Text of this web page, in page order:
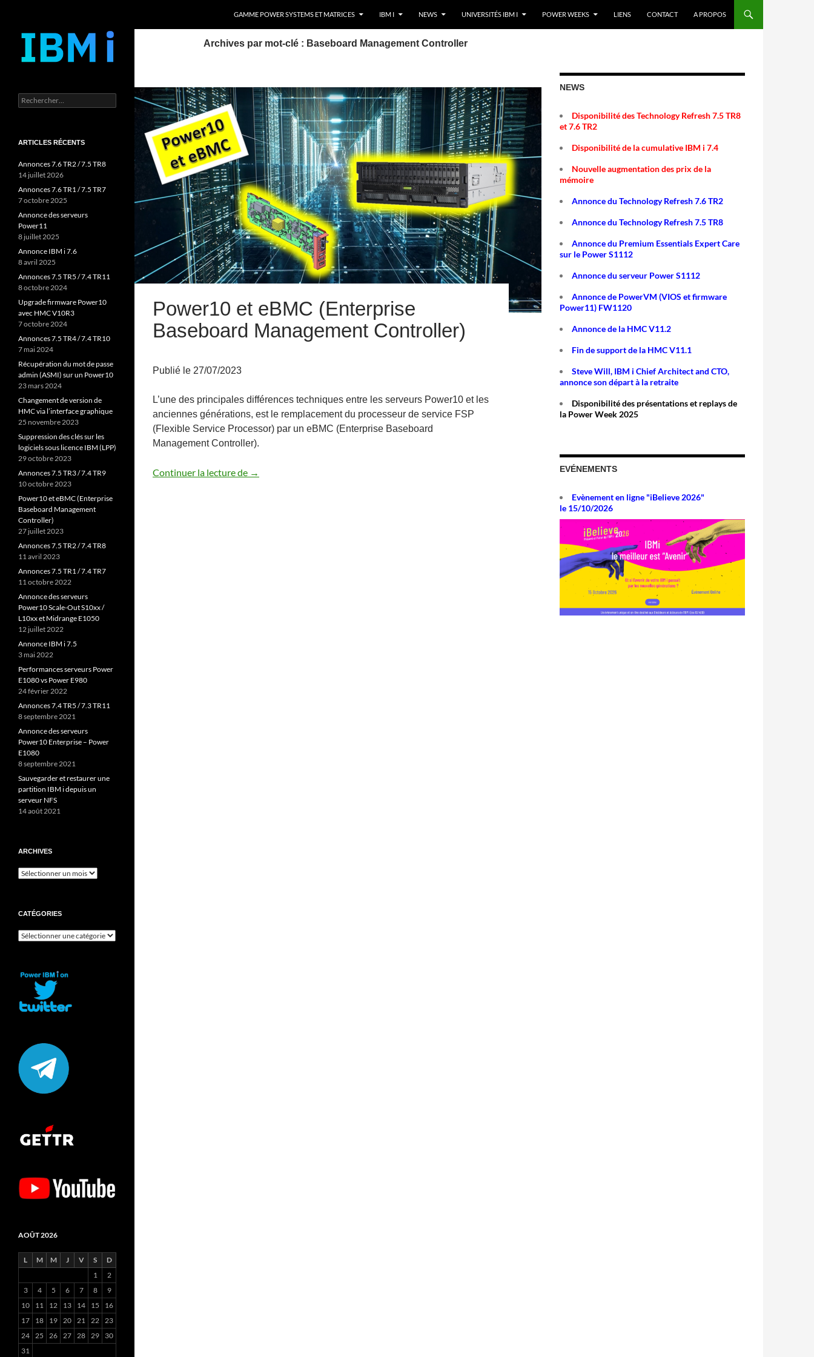
contenu
GAMME POWER SYSTEMS ET MATRICES IBM I NEWS UNIVERSITÉS IBM I POWER WEEKS LIENS CONTACT A PROPOS
Archives par mot-clé : Baseboard Management Controller
Power10 et eBMC (Enterprise
Baseboard Management Controller)
Publié le 27/07/2023
L’une des principales différences techniques entre les serveurs Power10 et les
anciennes générations, est le remplacement du processeur de service FSP
(Flexible Service Processor) par un eBMC (Enterprise Baseboard
Management Controller).
Continuer la lecture de Power10 et eBMC (Enterprise Baseboard Management Controller)
→
NEWS
Disponibilité des Technology Refresh 7.5 TR8
et 7.6 TR2
Disponibilité de la cumulative IBM i 7.4
Nouvelle augmentation des prix de la
mémoire
Annonce du Technology Refresh 7.6 TR2
Annonce du Technology Refresh 7.5 TR8
Annonce du Premium Essentials Expert Care
sur le Power S1112
Annonce du serveur Power S1112
Annonce de PowerVM (VIOS et firmware
Power11) FW1120
Annonce de la HMC V11.2
Fin de support de la HMC V11.1
Steve Will, IBM i Chief Architect and CTO,
annonce son départ à la retraite
Disponibilité des présentations et replays de
la Power Week 2025
EVÉNEMENTS
Evènement en ligne "iBelieve 2026"
le 15/10/2026
Rechercher :
ARTICLES RÉCENTS
Annonces 7.6 TR2 / 7.5 TR8
14 juillet 2026
Annonces 7.6 TR1 / 7.5 TR7
7 octobre 2025
Annonce des serveurs
Power11
8 juillet 2025
Annonce IBM i 7.6
8 avril 2025
Annonces 7.5 TR5 / 7.4 TR11
8 octobre 2024
Upgrade firmware Power10
avec HMC V10R3
7 octobre 2024
Annonces 7.5 TR4 / 7.4 TR10
7 mai 2024
Récupération du mot de passe
admin (ASMI) sur un Power10
23 mars 2024
Changement de version de
HMC via l’interface graphique
25 novembre 2023
Suppression des clés sur les
logiciels sous licence IBM (LPP)
29 octobre 2023
Annonces 7.5 TR3 / 7.4 TR9
10 octobre 2023
Power10 et eBMC (Enterprise
Baseboard Management
Controller)
27 juillet 2023
Annonces 7.5 TR2 / 7.4 TR8
11 avril 2023
Annonces 7.5 TR1 / 7.4 TR7
11 octobre 2022
Annonce des serveurs
Power10 Scale-Out S10xx /
L10xx et Midrange E1050
12 juillet 2022
Annonce IBM i 7.5
3 mai 2022
Performances serveurs Power
E1080 vs Power E980
24 février 2022
Annonces 7.4 TR5 / 7.3 TR11
8 septembre 2021
Annonce des serveurs
Power10 Enterprise – Power
E1080
8 septembre 2021
Sauvegarder et restaurer une
partition IBM i depuis un
serveur NFS
14 août 2021
ARCHIVES
Archives
CATÉGORIES
Catégories
AOÛT 2026
L M M J V S
D
1
2
3
4 5 6 7 8
9
10
11 12 13 14 15
16
17
18 19 20 21 22 23
24 25 26 27 28 29
30
31